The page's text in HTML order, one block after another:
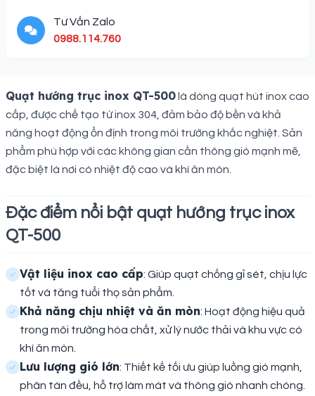
Tư Vấn Zalo
0988.114.760
Description
Quạt hướng trục inox QT-500 là dòng quạt hút inox cao
cấp, được chế tạo từ inox 304, đảm bảo độ bền và khả
năng hoạt động ổn định trong môi trường khắc nghiệt. Sản
phẩm phù hợp với các không gian cần thông gió mạnh mẽ,
đặc biệt là nơi có nhiệt độ cao và khí ăn mòn.
Đặc điểm nổi bật quạt hướng trục inox
QT-500
Vật liệu inox cao cấp: Giúp quạt chống gỉ sét, chịu lực
tốt và tăng tuổi thọ sản phẩm.
Khả năng chịu nhiệt và ăn mòn: Hoạt động hiệu quả
trong môi trường hóa chất, xử lý nước thải và khu vực có
khí ăn mòn.
Lưu lượng gió lớn: Thiết kế tối ưu giúp luồng gió mạnh,
phân tán đều, hỗ trợ làm mát và thông gió nhanh chóng.